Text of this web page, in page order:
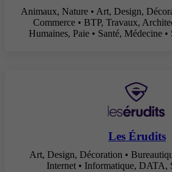
Animaux, Nature • Art, Design,
Commerce • BTP, Travaux,
Humaines, Paie • Santé, Médecine
Les Érudits
Art, Design, Décoration •
Internet • Informatique, DATA,